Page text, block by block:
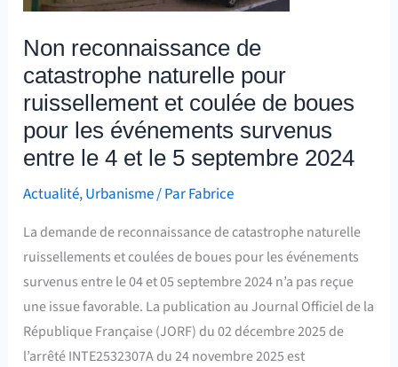
Non reconnaissance de
catastrophe naturelle pour
ruissellement et coulée de boues
pour les événements survenus
entre le 4 et le 5 septembre 2024
Actualité,Urbanisme/ ParFabrice
La demande de reconnaissance de catastrophe naturelle
ruissellements et coulées de boues pour les événements
survenus entre le 04 et 05 septembre 2024 n’a pas reçue
une issue favorable. La publication au Journal Officiel de la
République Française (JORF) du 02 décembre 2025 de
l’arrêté INTE2532307A du 24 novembre 2025 est
de
boues
pour
les
événements
survenus
entre
septembre